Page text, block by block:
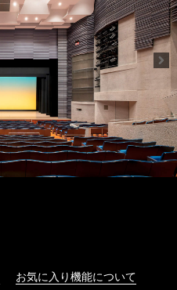
お気に入り機能について